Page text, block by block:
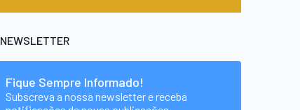
NEWSLETTER
Fique Sempre Informado!
Subscreva a nossa newsletter e receba